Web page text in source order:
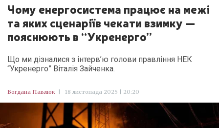
Чому енергосистема працює на межі
та яких сценаріїв чекати взимку —
пояснюють в “Укренерго”
Що ми дізналися з інтерв’ю голови правління НЕК
“Укренерго” Віталія Зайченка.
Богдана Павлюк 18 листопада 2025 | 20:20